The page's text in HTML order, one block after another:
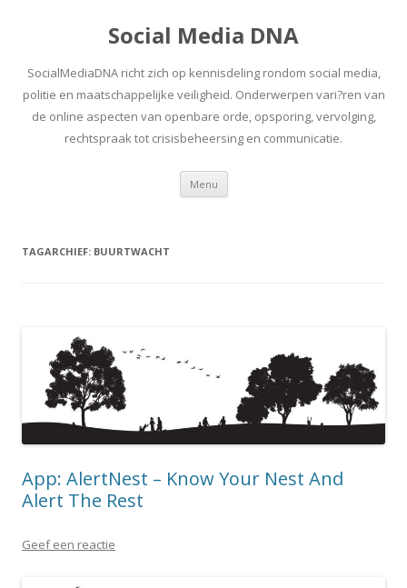
Social Media DNA
SocialMediaDNA richt zich op kennisdeling rondom social media,
politie en maatschappelijke veiligheid. Onderwerpen vari?ren van
de online aspecten van openbare orde, opsporing, vervolging,
rechtspraak tot crisisbeheersing en communicatie.
Menu Spring
inhoud
TAGARCHIEF: BUURTWACHT
App: AlertNest – Know Your Nest And
Alert The Rest
Geef een reactie